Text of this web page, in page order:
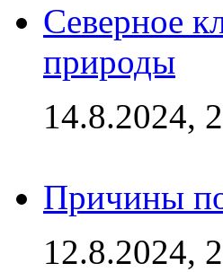
Северное
природы
14.8.2024,
Причины
12.8.2024,